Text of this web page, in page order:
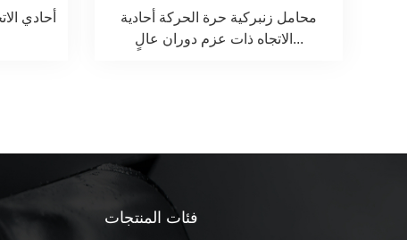
محامل زنبركية حرة الحركة أحادية
الاتجاه ذات عزم دوران عالٍ...
فئات المنتجات